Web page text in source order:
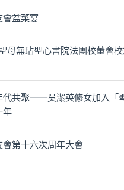
會盆菜宴
母無玷聖心書院法團校董會
代共聚——吳潔英修女加入「
年
第十六次周年大會